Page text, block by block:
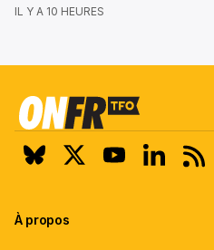
IL Y A 10 HEURES
À propos